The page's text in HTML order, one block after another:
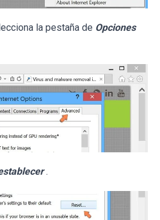
la pestaña de Opciones
.